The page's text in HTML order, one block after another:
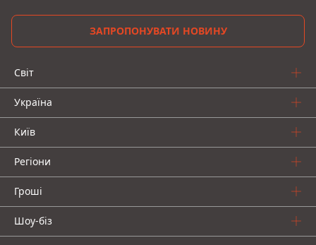
ЗАПРОПОНУВАТИ НОВИНУ
Світ
Україна
Київ
Регіони
Гроші
Шоу-біз